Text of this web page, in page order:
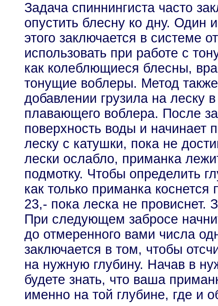
Задача спиннингиста часто
опустить блесну ко дну. Один
этого заключается в системе
использовать при работе с
как колеблющиеся блесны,
тонущие воблеры. Метод
добавлении грузила на леску
плавающего воблера. После
поверхность воды и начинает
леску с катушки, пока не
лески ослабло, приманка
подмотку. Чтобы определить
как только приманка
23,- пока леска не провиснет.
При следующем забросе
до отмеренного вами числа
заключается в том, чтобы
на нужную глубину. Начав в
будете знать, что ваша
именно на той глубине, где и